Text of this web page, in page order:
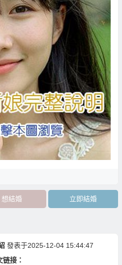
想結婚 立即結婚
發表于2025-12-04 15:44:47
接：